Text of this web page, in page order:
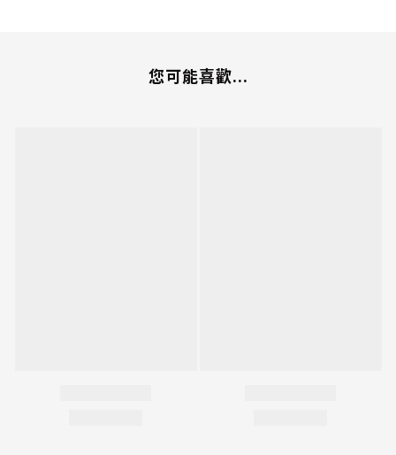
您可能喜歡...